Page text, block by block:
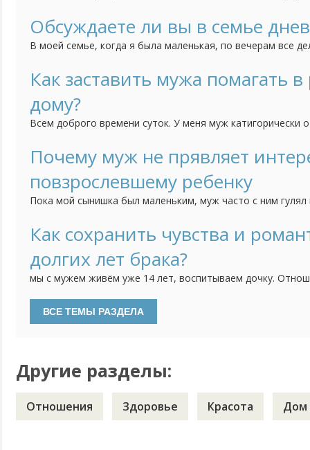
ситуации. У нас этого не было совсем. Еще будучи
что скоро у него будет сестра, и он, как настоящий
Обсуждаете ли вы в семье
В моей семье, когда я была маленькая, по вечерам все
мужа в семье такого не было. Когда поженились я тоже
привычку, мне кажется с такими разговорами семья
Как заставить мужа помагать
дому?
Всем доброго времени суток. У меня муж катигорически
помагает. У сестры муж на все праздники во всем ей
уборку делают вместе. А мой говорит что это моя
Почему муж не прявляет
повзрослевшему ребенку
Пока мой сынишка был маленьким, муж часто с ним гулял
компьютером. А с сыном проводит меньше времени. Уже
дворе в футбол, не хочет ездить на рыбалку. Как будто
Как сохранить чувства и
долгих лет брака?
мы с мужем живём уже 14 лет, воспитываем дочку.
романтики, ярких страстей в отношениях с мужем. Дни
иногда меня угнетает. При этом - муж проблемы не видит
Другие разделы:
Отношения Здоровье Красота Дом